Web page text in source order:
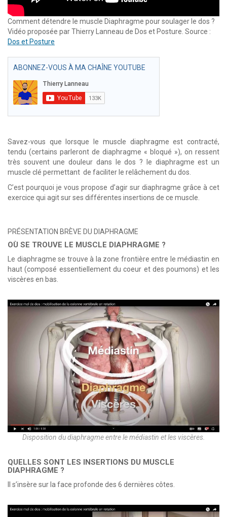
Comment détendre le muscle Diaphragme pour soulager le dos ?
Vidéo proposée par Thierry Lanneau de Dos et Posture. Source :
Dos et Posture
ABONNEZ-VOUS À MA CHAÎNE YOUTUBE
Savez-vous que lorsque le muscle diaphragme est contracté,
tendu (certains parleront de diaphragme « bloqué »), on ressent
très souvent une douleur dans le dos ? le diaphragme est un
muscle clé permettant de faciliter le relâchement du dos.
C’est pourquoi je vous propose d’agir sur diaphragme grâce à cet
exercice qui agit sur ses différentes insertions de ce muscle.
PRÉSENTATION BRÈVE DU DIAPHRAGME
OÙ SE TROUVE LE MUSCLE DIAPHRAGME ?
Le diaphragme se trouve à la zone frontière entre le médiastin en
haut (composé essentiellement du coeur et des poumons) et les
viscères en bas.
Disposition du diaphragme entre le médiastin et les viscères.
QUELLES SONT LES INSERTIONS DU MUSCLE
DIAPHRAGME ?
Il s’insère sur la face profonde des 6 dernières côtes.